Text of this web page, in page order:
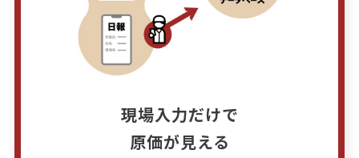
現場入力だけで
原価が見える